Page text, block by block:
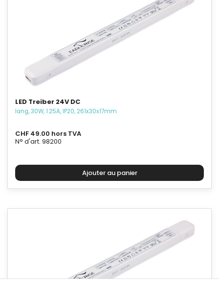
LED Treiber 24V DC
lang, 30W, 1.25A, IP20, 261x30x17mm
CHF 49.00 hors TVA
N° d'art. 98200